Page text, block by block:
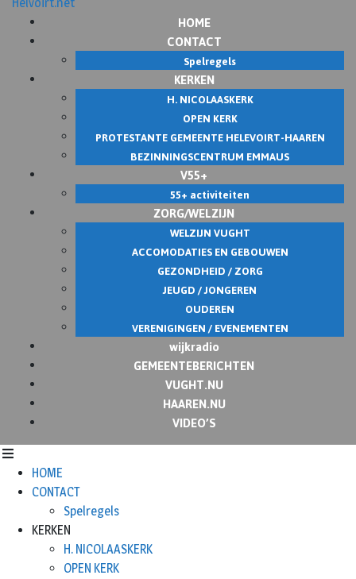
HOME
CONTACT
Spelregels
KERKEN
H. NICOLAASKERK
OPEN KERK
PROTESTANTE GEMEENTE HELEVOIRT-HAAREN
BEZINNINGSCENTRUM EMMAUS
V55+
55+ activiteiten
ZORG/WELZIJN
WELZIJN VUGHT
ACCOMODATIES EN GEBOUWEN
GEZONDHEID / ZORG
JEUGD / JONGEREN
OUDEREN
VERENIGINGEN / EVENEMENTEN
wijkradio
GEMEENTEBERICHTEN
VUGHT.NU
HAAREN.NU
VIDEO’S
HOME
CONTACT
Spelregels
KERKEN
H. NICOLAASKERK
OPEN KERK